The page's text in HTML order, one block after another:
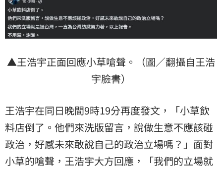
▲王浩宇正面回應小草嗆聲。（圖／翻攝自王浩
宇臉書）
王浩宇在同日晚間9時19分再度發文，「小草飲
料店倒了。他們來洗版留言，說做生意不應該碰
政治，好感未來敢說自己的政治立場嗎？」面對
小草的嗆聲，王浩宇大方回應，「我們的立場就